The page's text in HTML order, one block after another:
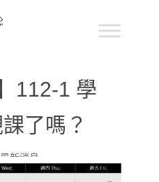
112-1 學
了嗎？
最新消息